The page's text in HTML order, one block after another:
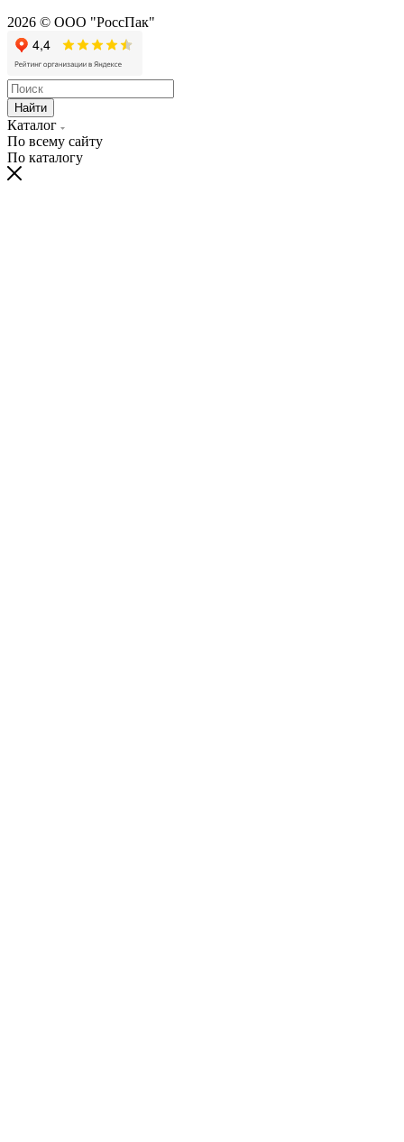
2026 © ООО "РоссПак"
Найти
Каталог
По всему сайту
По каталогу